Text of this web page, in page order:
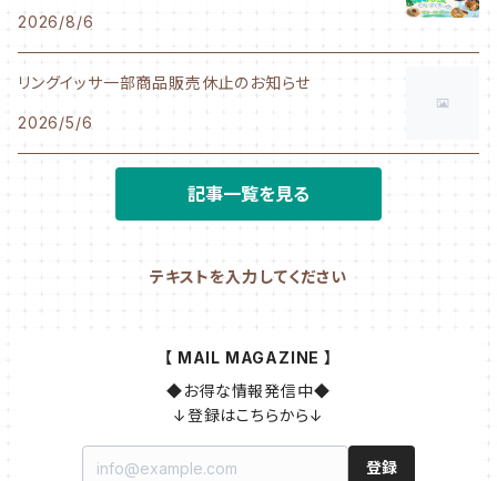
2026/8/6
リングイッサ一部商品販売休止のお知らせ
2026/5/6
記事一覧を見る
テキストを入力してください
【 MAIL MAGAZINE 】
◆お得な情報発信中◆
↓登録はこちらから↓
登録